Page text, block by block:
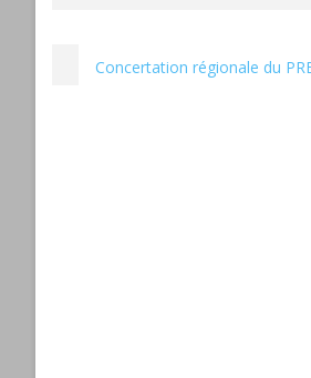
Concertation régionale du